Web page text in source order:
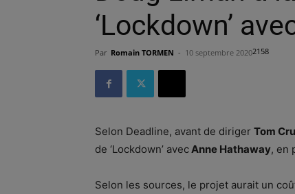
‘Lockdown’
Par Romain TORMEN - 10 septembre 20202158
Selon Deadline, avant de diriger Tom
de ‘Lockdown’ avecAnne Hathaway, en
Selon les sources, le projet aurait un